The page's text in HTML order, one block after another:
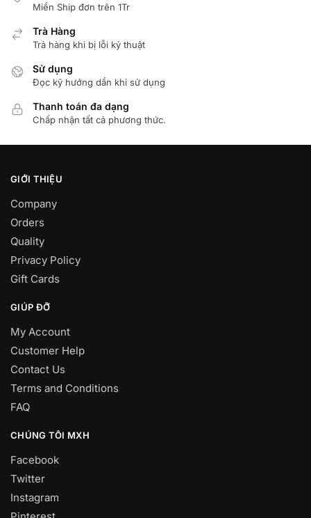
Miển Ship đơn trên 1Tr
Trà Hàng
Trả hàng khi bị lỗi kỷ thuật
Sử dụng
Đọc kỹ hướng dẩn khi sử dụng
Thanh toán đa dạng
Chấp nhận tất cả phương thức.
GIỚI THIỆU
Company
Orders
Quality
Privacy Policy
Gift Cards
GIÚP ĐỠ
My Account
Customer Help
Contact Us
Terms and Conditions
FAQ
CHÚNG TÔI MXH
Facebook
Twitter
Instagram